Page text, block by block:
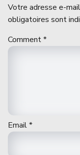
Votre adresse e-
obligatoires sont
Comment*
Email*